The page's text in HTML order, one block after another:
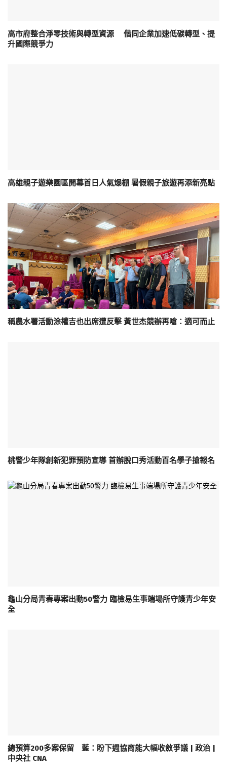
高市府整合淨零技術與轉型資源 偕同企業加速低碳轉型、提
升國際競爭力
高雄親子遊樂園區開幕首日人氣爆棚 暑假親子旅遊再添新亮點
稱農水署活動涂權吉也出席遭反擊 黃世杰競辦再嗆：適可而止
桃警少年隊創新犯罪預防宣導 首辦脫口秀活動百名學子搶報名
龜山分局青春專案出動50警力 臨檢易生事端場所守護青少年安
全
總預算200多案保留 藍：盼下週協商能大幅收斂爭議 | 政治 |
中央社 CNA